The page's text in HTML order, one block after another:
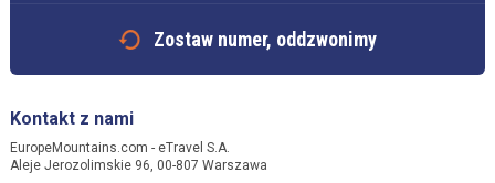
Zostaw numer, oddzwonimy
Kontakt z nami
EuropeMountains.com - eTravel S.A.
Aleje Jerozolimskie 96, 00-807 Warszawa